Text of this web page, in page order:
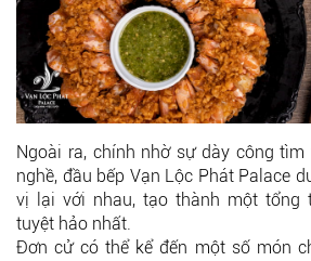
Ngoài ra, chính nhờ sự dày công
nghề, đầu bếp Vạn Lộc Phát Palace
vị lại với nhau, tạo thành một tổng
tuyệt hảo nhất.
Đơn cử có thể kể đến một số món